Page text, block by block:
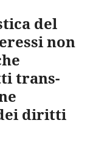
del
non
trans-
diritti